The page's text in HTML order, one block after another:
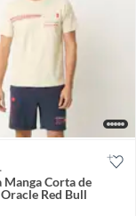
Manga Corta de
Red Bull